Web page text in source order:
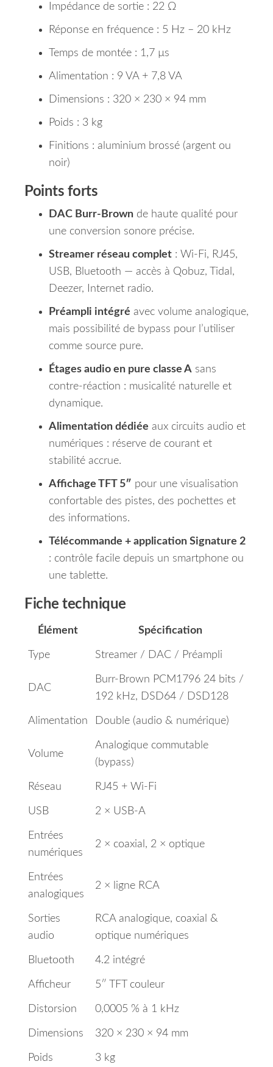
Impédance de sortie : 22 Ω
Réponse en fréquence : 5 Hz – 20 kHz
Temps de montée : 1,7 µs
Alimentation : 9 VA + 7,8 VA
Dimensions : 320 × 230 × 94 mm
Poids : 3 kg
Finitions : aluminium brossé (argent ou
noir)
Points forts
DAC Burr-Brown de haute qualité pour
une conversion sonore précise.
Streamer réseau complet : Wi-Fi, RJ45,
USB, Bluetooth — accès à Qobuz, Tidal,
Deezer, Internet radio.
Préampli intégré avec volume analogique,
mais possibilité de bypass pour l’utiliser
comme source pure.
Étages audio en pure classe A sans
contre-réaction : musicalité naturelle et
dynamique.
Alimentation dédiée aux circuits audio et
numériques : réserve de courant et
stabilité accrue.
Affichage TFT 5″ pour une visualisation
confortable des pistes, des pochettes et
des informations.
Télécommande + application Signature 2
: contrôle facile depuis un smartphone ou
une tablette.
Fiche technique
Élément Spécification
Type Streamer / DAC / Préampli
DAC
Burr-Brown PCM1796 24 bits /
192 kHz, DSD64 / DSD128
Alimentation Double (audio & numérique)
Volume
Analogique commutable
(bypass)
Réseau RJ45 + Wi-Fi
USB 2 × USB-A
Entrées
numériques
2 × coaxial, 2 × optique
Entrées
analogiques
2 × ligne RCA
Sorties
audio
RCA analogique, coaxial &
optique numériques
Bluetooth 4.2 intégré
Afficheur 5″ TFT couleur
Distorsion 0,0005 % à 1 kHz
Dimensions 320 × 230 × 94 mm
Poids 3 kg